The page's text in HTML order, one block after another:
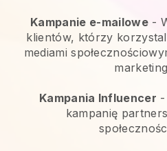
Kampanie e-mailowe-
klientów, którzy
mediami
Kampania Influencer
kampanię